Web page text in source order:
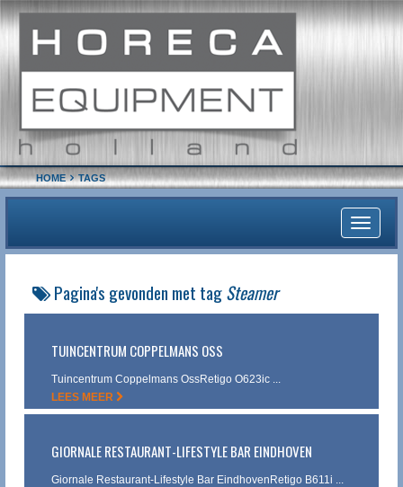
HOME TAGS
Toggle
Pagina's gevonden met tagSteamer
TUINCENTRUM COPPELMANS OSS
Tuincentrum Coppelmans OssRetigo O623ic ...
LEES MEER
GIORNALE RESTAURANT-LIFESTYLE BAR EINDHOVEN
Giornale Restaurant-Lifestyle Bar EindhovenRetigo B611i ...